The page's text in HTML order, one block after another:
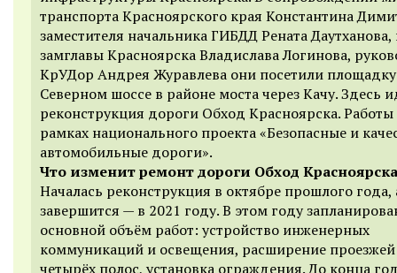
транспорта Красноярского края Константина
заместителя начальникаГИБДДРената
замглавы Красноярска Владислава Логинова,
КрУДор Андрея Журавлева они посетили
Северном шоссе в районе моста через Качу. Здесь
реконструкция дороги Обход Красноярска. Работы
рамках национального проекта «Безопасные и
автомобильные дороги».
Что изменит ремонт дороги Обход
Началась реконструкция в октябре прошлого года,
завершится — в 2021 году. В этом году
основной объём работ: устройство инженерных
коммуникаций и освещения, расширение проезжей
четырёх полос, установка ограждения. До конца